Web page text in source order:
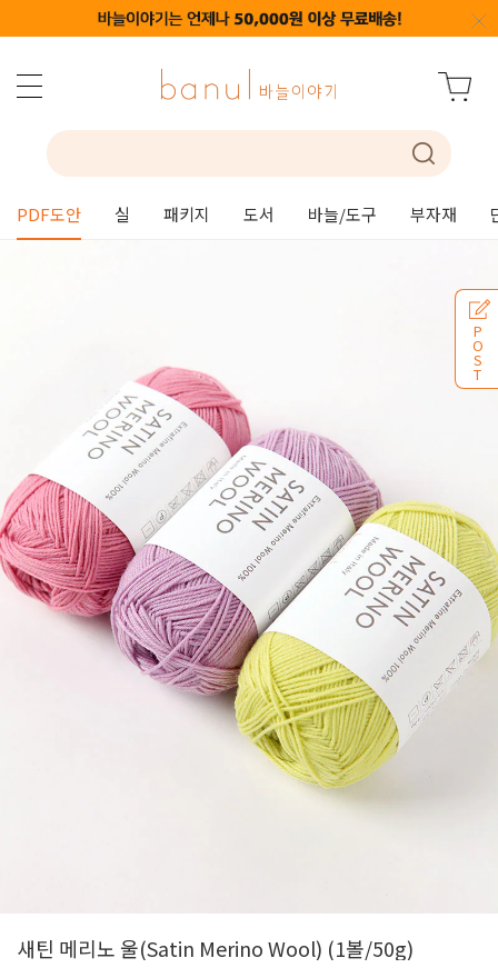
PDF도안 실 패키지 도서 바늘/도구 부자재
P
O
S
T
새틴 메리노 울(Satin Merino Wool) (1볼/50g)